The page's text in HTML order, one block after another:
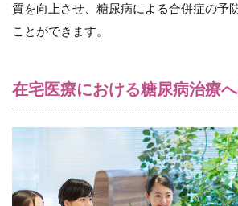
質を向上させ、糖尿病による合併症の予
ことができます。
在宅医療における糖尿病治療